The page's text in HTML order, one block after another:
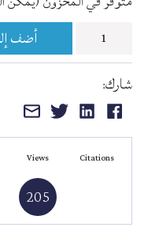
نتيجة
الفكر
في
علاج
أمراض
أضف
شارك:
المشاركة
على
الفيسبوك
المشاركة
على
لينكد
المشاركة
على
تويتر
عبر
Citations
Views
205